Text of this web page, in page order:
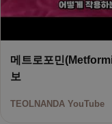
메트로포민
보
TEOLNANDA YouTube